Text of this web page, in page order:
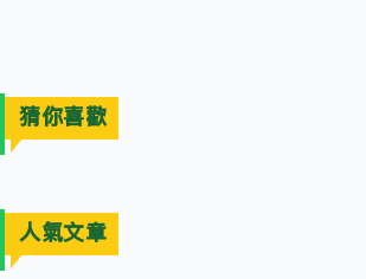
猜你喜歡
人氣文章